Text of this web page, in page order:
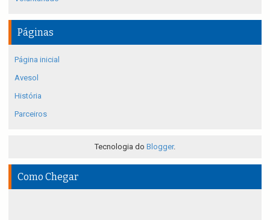
Páginas
Página inicial
Avesol
História
Parceiros
Tecnologia do Blogger.
Como Chegar